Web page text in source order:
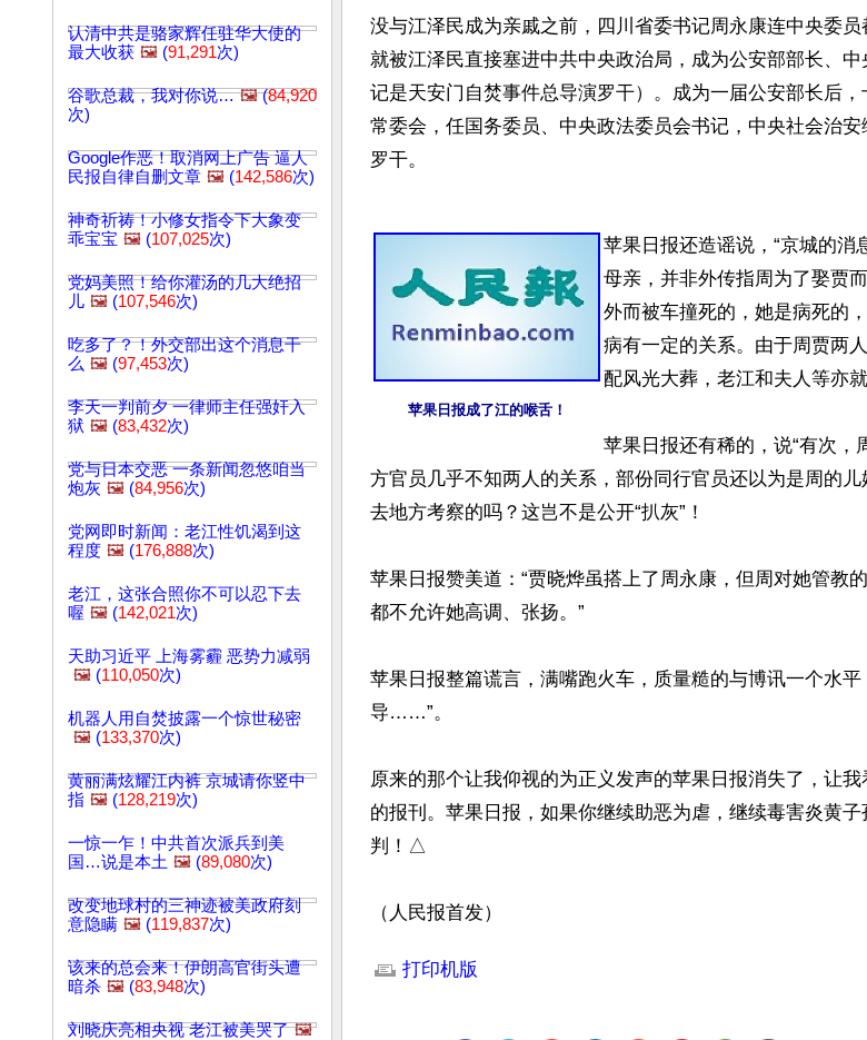
认清中共是骆家辉任驻华大使的
最大收获 🖼️ (91,291次)
谷歌总裁，我对你说… 🖼️(84,920
次)
Google作恶！取消网上广告 逼人
民报自律自删文章 🖼️ (142,586次)
神奇祈祷！小修女指令下大象变
乖宝宝 🖼️ (107,025次)
党妈美照！给你灌汤的几大绝招
儿 🖼️ (107,546次)
吃多了？！外交部出这个消息干
么 🖼️ (97,453次)
李天一判前夕 一律师主任强奸入
狱 🖼️ (83,432次)
党与日本交恶 一条新闻忽悠咱当
炮灰 🖼️ (84,956次)
党网即时新闻：老江性饥渴到这
程度 🖼️ (176,888次)
老江，这张合照你不可以忍下去
喔 🖼️ (142,021次)
天助习近平 上海雾霾 恶势力减弱
🖼️ (110,050次)
机器人用自焚披露一个惊世秘密
🖼️ (133,370次)
黄丽满炫耀江内裤 京城请你竖中
指 🖼️ (128,219次)
一惊一乍！中共首次派兵到美
国…说是本土 🖼️ (89,080次)
改变地球村的三神迹被美政府刻
意隐瞒 🖼️ (119,837次)
该来的总会来！伊朗高官街头遭
暗杀 🖼️ (83,948次)
刘晓庆亮相央视 老江被美哭了 🖼️
没与江泽民成为亲戚之前，四川省委书记周永康连中央委员
就被江泽民直接塞进中共中央政治局，成为公安部部长、
记是天安门自焚事件总导演罗干）。成为一届公安部长后
常委会，任国务委员、中央政法委员会书记，中央社会治
罗干。
苹果日报成了江的喉舌！
苹果日报还造谣说，“京城的消
母亲，并非外传指周为了娶贾
外而被车撞死的，她是病死的
病有一定的关系。由于周贾两
配风光大葬，老江和夫人等亦
苹果日报还有稀的，说“有次
方官员几乎不知两人的关系，部份同行官员还以为是周的
去地方考察的吗？这岂不是公开“扒灰”！
苹果日报赞美道：“贾晓烨虽搭上了周永康，但周对她管教
都不允许她高调、张扬。”
苹果日报整篇谎言，满嘴跑火车，质量糙的与博讯一个水平
导……”。
原来的那个让我仰视的为正义发声的苹果日报消失了，让
的报刊。苹果日报，如果你继续助恶为虐，继续毒害炎黄
判！△
（人民报首发）
打印机版